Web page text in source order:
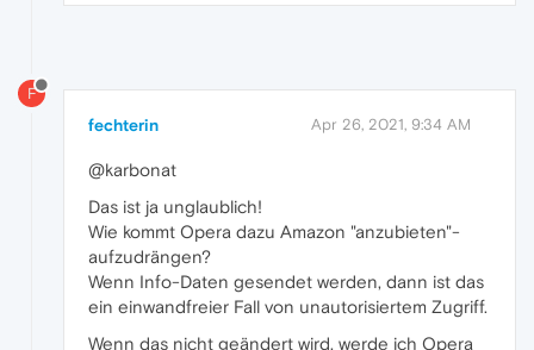
F
fechterin Apr 26, 2021, 9:34 AM
@karbonat
Das ist ja unglaublich!
Wie kommt Opera dazu Amazon "anzubieten"-
aufzudrängen?
Wenn Info-Daten gesendet werden, dann ist das
ein einwandfreier Fall von unautorisiertem Zugriff.
Wenn das nicht geändert wird, werde ich Opera